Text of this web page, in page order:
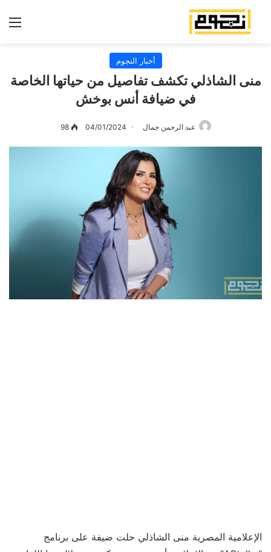
أخبار النجوم
منى الشاذلي تكشف تفاصيل من حياتها الخاصة
في ضيافة أنس بوخش
عبد الرحمن جمال 04/01/2024
98
الإعلامية المصرية منى الشاذلي حلت ضيفة على برنامج